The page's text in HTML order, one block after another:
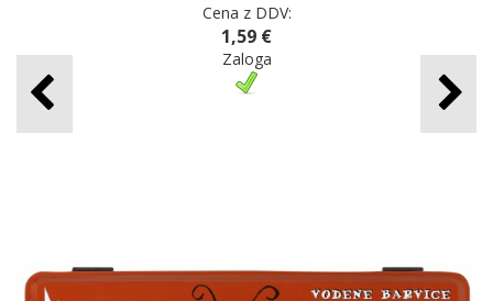
Cena z DDV:
1,59 €
Zaloga